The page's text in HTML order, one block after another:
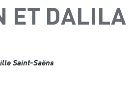
ET DALILA
Saint-Saëns